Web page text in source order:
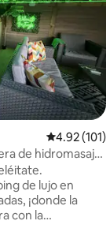
4.92 (101)
de hidromasaje
de lujo en
¡donde la
con la